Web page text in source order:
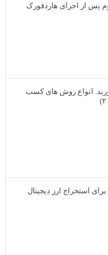
پس از اجرای هاردفورک
انواع روش های کسب
استخراج ارز دیجیتال